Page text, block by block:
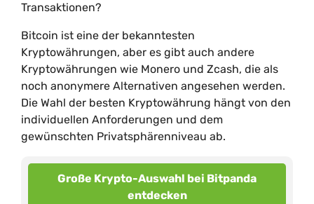
Transaktionen?
Bitcoin ist eine der bekanntesten
Kryptowährungen, aber es gibt auch andere
Kryptowährungen wie Monero und Zcash, die als
noch anonymere Alternativen angesehen werden.
Die Wahl der besten Kryptowährung hängt von den
individuellen Anforderungen und dem
gewünschten Privatsphärenniveau ab.
Große Krypto-Auswahl bei Bitpanda
entdecken